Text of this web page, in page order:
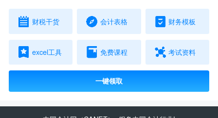
财税干货 会计表格 财务模板
excel工具 免费课程 考试资料
一键领取